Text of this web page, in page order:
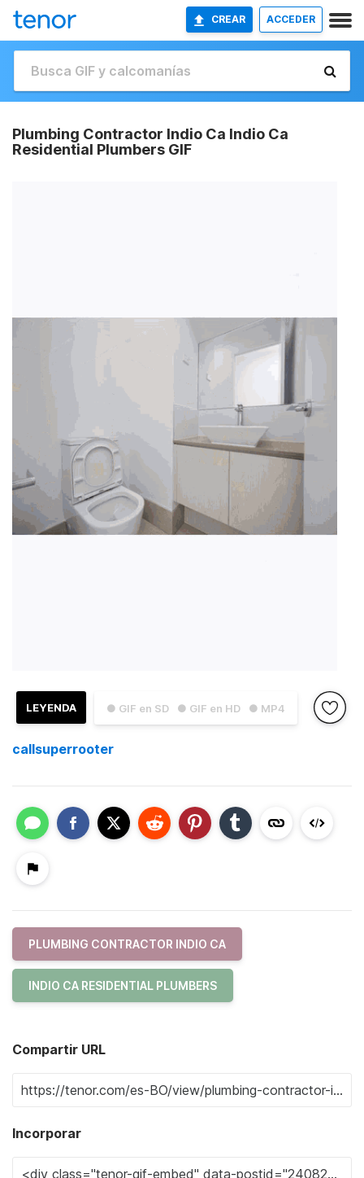
CREAR ACCEDER
Plumbing Contractor Indio Ca Indio Ca
Residential Plumbers GIF
● GIF en SD ● GIF en HD ● MP4
LEYENDA
callsuperrooter
PLUMBING CONTRACTOR INDIO CA
INDIO CA RESIDENTIAL PLUMBERS
Compartir URL
Incorporar